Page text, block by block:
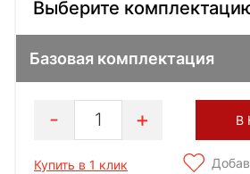
Выберите
Базовая комплектация
1 В
Купить в 1 клик